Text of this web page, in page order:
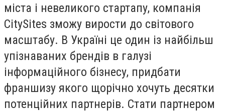
міста і невеликого стартапу, компанія
CitySites зможу вирости до світового
масштабу. В Україні це один із найбільш
упізнаваних брендів в галузі
інформаційного бізнесу, придбати
франшизу якого щорічно хочуть десятки
потенційних партнерів. Стати партнером